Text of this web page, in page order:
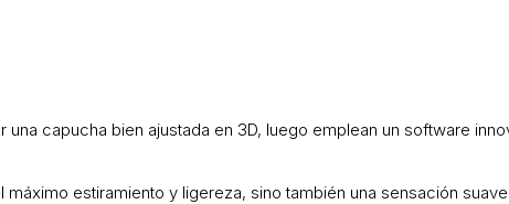
una capucha bien ajustada en 3D, luego emplean un software
estiramiento y ligereza, sino también una sensación